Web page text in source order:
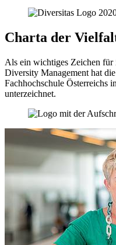
Charta der
Als ein wichtiges Zeichen für
Diversity Management hat
Fachhochschule Österreichs
unterzeichnet.